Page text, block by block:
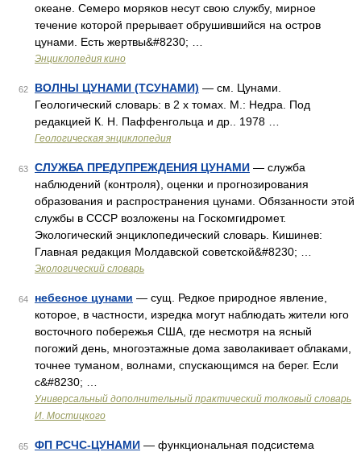
океане. Семеро моряков несут свою службу, мирное
течение которой прерывает обрушившийся на остров
цунами. Есть жертвы&#8230; …
Энциклопедия кино
62 ВОЛНЫ ЦУНАМИ (ТСУНАМИ) — см. Цунами.
Геологический словарь: в 2 х томах. М.: Недра. Под
редакцией К. Н. Паффенгольца и др.. 1978 …
Геологическая энциклопедия
63 СЛУЖБА ПРЕДУПРЕЖДЕНИЯ ЦУНАМИ — служба
наблюдений (контроля), оценки и прогнозирования
образования и распространения цунами. Обязанности этой
службы в СССР возложены на Госкомгидромет.
Экологический энциклопедический словарь. Кишинев:
Главная редакция Молдавской советской&#8230; …
Экологический словарь
64 небесное цунами — сущ. Редкое природное явление,
которое, в частности, изредка могут наблюдать жители юго
восточного побережья США, где несмотря на ясный
погожий день, многоэтажные дома заволакивает облаками,
точнее туманом, волнами, спускающимся на берег. Если
с&#8230; …
Универсальный дополнительный практический толковый словарь
И. Мостицкого
65 ФП РСЧС-ЦУНАМИ — функциональная подсистема